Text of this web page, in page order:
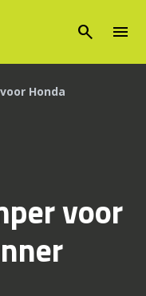
search menu
Honda
voor